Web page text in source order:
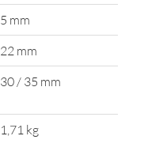
5 mm
22 mm
30 / 35 mm
1,71 kg